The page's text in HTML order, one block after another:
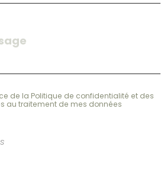
de la Politique de confidentialité et des
au traitement de mes données